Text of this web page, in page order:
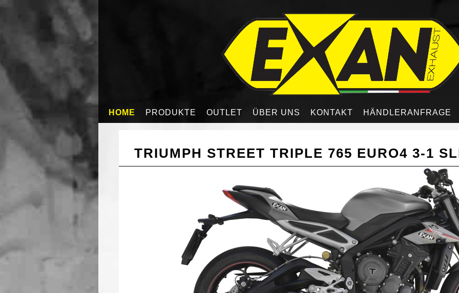
HOME PRODUKTE OUTLET ÜBER UNS KONTAKT HÄNDLERANFRAGE
TRIUMPH STREET TRIPLE 765 EURO4 3-1